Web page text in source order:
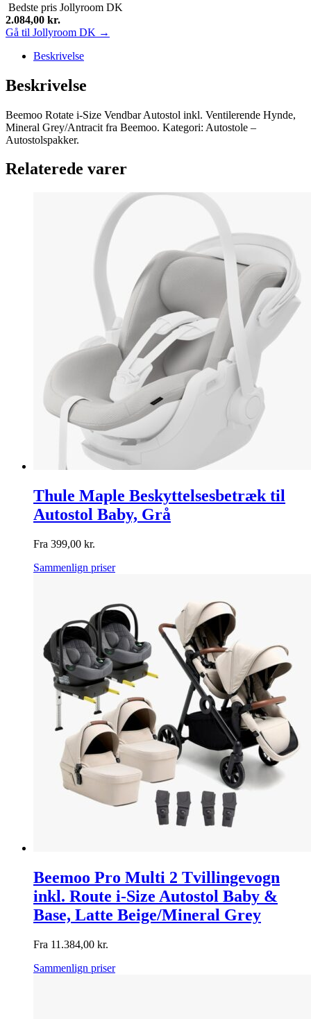
Bedste pris Jollyroom DK
2.084,00 kr.
Gå til Jollyroom DK →
Beskrivelse
Beskrivelse
Beemoo Rotate i-Size Vendbar Autostol inkl. Ventilerende Hynde,
Mineral Grey/Antracit fra Beemoo. Kategori: Autostole –
Autostolspakker.
Relaterede varer
Thule Maple Beskyttelsesbetræk til
Autostol Baby, Grå
Fra 399,00 kr.
Sammenlign priser
Beemoo Pro Multi 2 Tvillingevogn
inkl. Route i-Size Autostol Baby &
Base, Latte Beige/Mineral Grey
Fra 11.384,00 kr.
Sammenlign priser